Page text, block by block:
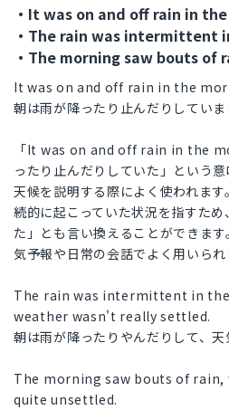
・It was on and off rain in
・The rain was intermittent
・The morning saw bouts of
It was on and off rain in the
朝は雨が降ったり止んだりしていま
「It was on and off rain in the
ったり止んだりしていた」という
天候を説明する際によく使われま
続的に起こっていた状況を指すた
た」とも言い換えることができま
気予報や日常の会話でよく用いられ
The rain was intermittent in
weather wasn't really settled.
朝は雨が降ったりやんだりして、天
The morning saw bouts of
quite unsettled.